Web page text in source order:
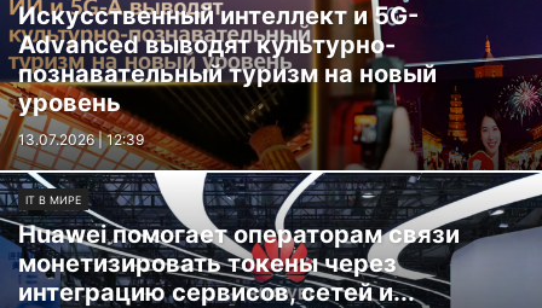
ЦИФРЫ И ФАКТЫ
Искусственный интеллект и 5G-
Advanced выводят культурно-
познавательный туризм на новый
уровень
13.07.2026 | 12:39
IT В МИРЕ
Huawei помогает операторам связи
монетизировать токены через
интеграцию сервисов, сетей и...